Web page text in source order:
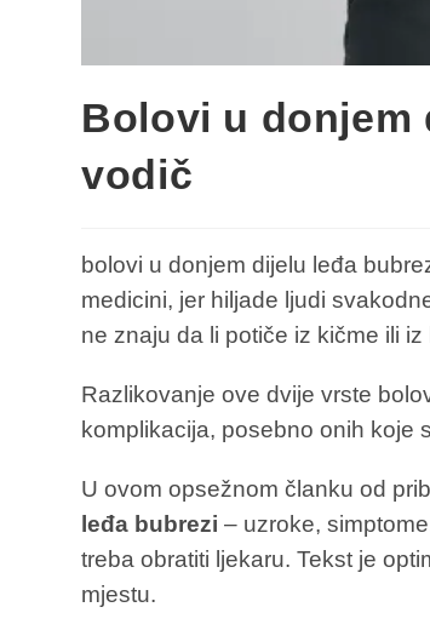
Bolovi u donjem
vodič
bolovi u donjem dijelu leđa
medicini, jer hiljade ljudi
ne znaju da li potiče iz kičme ili iz
Razlikovanje ove dvije vrste
komplikacija, posebno onih koje
U ovom opsežnom članku od
leđa bubrezi – uzroke,
treba obratiti ljekaru. Tekst je
mjestu.